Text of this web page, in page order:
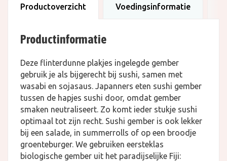
Productoverzicht Voedingsinformatie
Productinformatie
Deze flinterdunne plakjes ingelegde gember
gebruik je als bijgerecht bij sushi, samen met
wasabi en sojasaus. Japanners eten sushi gember
tussen de hapjes sushi door, omdat gember
smaken neutraliseert. Zo komt ieder stukje sushi
optimaal tot zijn recht. Sushi gember is ook lekker
bij een salade, in summerrolls of op een broodje
groenteburger. We gebruiken eersteklas
biologische gember uit het paradijselijke Fiji: